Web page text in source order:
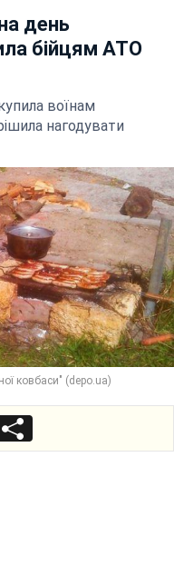
день
бійцям АТО
воїнам
нагодувати
ковбаси" (depo.ua)